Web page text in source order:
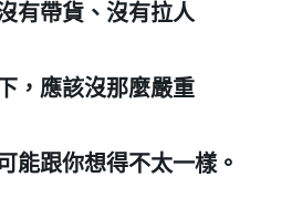
有帶貨、沒有拉人
，應該沒那麼嚴重
能跟你想得不太一樣。